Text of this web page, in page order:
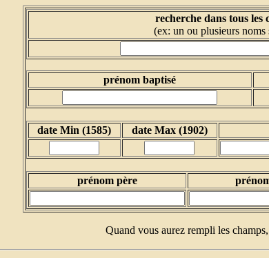
recherche dans tous les
(ex: un ou plusieurs noms
prénom baptisé
date Min (1585) date Max (1902)
prénom père
Quand vous aurez rempli les